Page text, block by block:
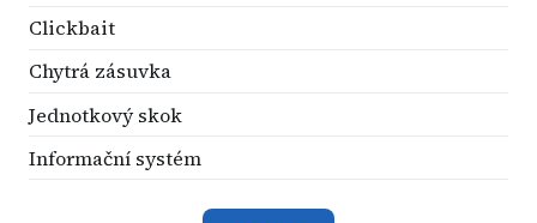
Clickbait
Chytrá zásuvka
Jednotkový skok
Informační systém